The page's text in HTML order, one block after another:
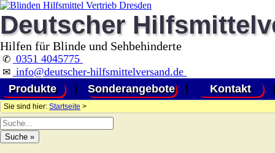
Deutscher
Hilfen für Blinde und Sehbehinderte
✆ 0351 4045775
✉ info@deutscher-hilfsmittelversand.de
Produkte
Sonderangebote Kontakt
Sie sind hier: Startseite >